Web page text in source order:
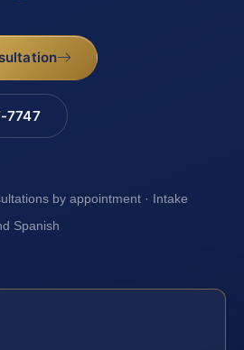
7747
by appointment · Intake
Spanish